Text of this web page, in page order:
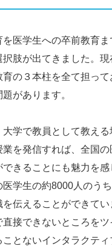
を医学生への卒前教育
択肢が出てきました。
育の３本柱を全て担っ
があります。
大学で教員として教え
を発信すれば、全国
きることにも魅力を感
学生の約8000人のう
伝えることができて
直接できないところを
とないインタラクテ